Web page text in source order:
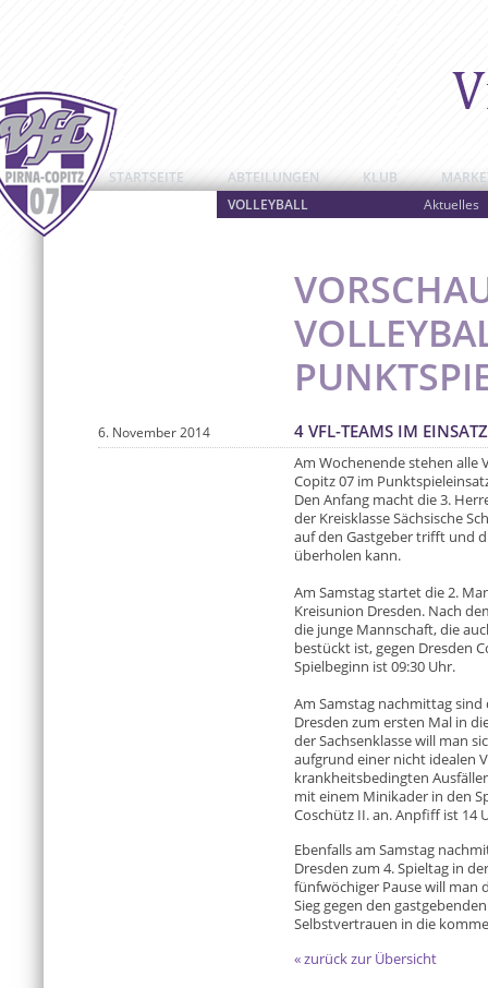
STARTSEITE
ABTEILUNGEN
VOLLEYBALL
Aktuelles
KLUB
4 VFL-TEAMS IM EINSATZ
6. November 2014
Am Wochenende stehen alle
Copitz 07 im
Den Anfang macht die 3.
der Kreisklasse Sächsische
auf den Gastgeber trifft und
überholen kann.
Am Samstag startet die 2.
Kreisunion Dresden. Nach
die junge Mannschaft, die
bestückt ist, gegen Dresden
Spielbeginn ist 09:30 Uhr.
Am Samstag nachmittag
Dresden zum ersten Mal in
der Sachsenklasse will man
aufgrund einer nicht idealen
krankheitsbedingten
mit einem Minikader in den
Coschütz II. an. Anpfiff ist 14
Ebenfalls am Samstag
Dresden zum 4. Spieltag in
fünfwöchiger Pause will man
Sieg gegen den
Selbstvertrauen in die
« zurück zur Übersicht